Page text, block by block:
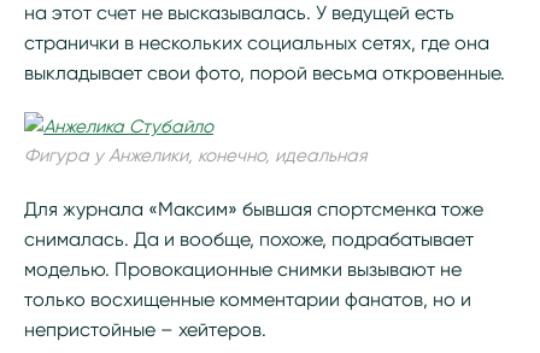
на этот счет не высказывалась. У ведущей есть
странички в нескольких социальных сетях, где она
выкладывает свои фото, порой весьма откровенные.
Фигура у Анжелики, конечно, идеальная
Для журнала «Максим» бывшая спортсменка тоже
снималась. Да и вообще, похоже, подрабатывает
моделью. Провокационные снимки вызывают не
только восхищенные комментарии фанатов, но и
непристойные – хейтеров.